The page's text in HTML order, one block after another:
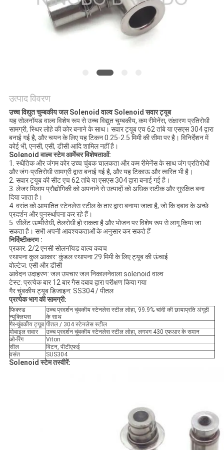
उत्पाद विवरण
उच्च विद्युत चुम्बकीय जल Solenoid वाल्व Solenoid सवार ट्यूब
यह सोलनॉयड वाल्व विशेष रूप से उच्च विद्युत चुम्बकीय, कम रीमेनेंस, संक्षारण प्रतिरोधी
सामग्री, स्थिर लोहे की कोर बनाने के साथ। सवार ट्यूब एच 62 तांबे या एसएस 304 द्वारा
बनाई गई है, और चयन के लिए यह टिकन 0.25-2.5 मिमी की सीमा पर है। विनिर्देशन में
कोई भी, एनसी, एसी, डीसी आदि शामिल नहीं है।
Solenoid वाल्व स्टेम आर्मेचर विशेषताओं:
1. स्थैतिक और जंगम कोर उच्च चुंबक चालकता और कम रीमेनेंस के साथ जंग प्रतिरोधी
और जंग-प्रतिरोधी सामग्री द्वारा बनाई गई है, और यह टिकाऊ और त्वरित भी है।
2. सवार ट्यूब की सीट एच 62 तांबे या एसएस 304 द्वारा बनाई गई है।
3. लेजर मिलाप प्रौद्योगिकी को अपनाने से उत्पादों को अधिक सटीक और सुरक्षित बना
दिया जाता है।
4. वसंत को आयातित स्टेनलेस स्टील के तार द्वारा बनाया जाता है, जो कि दबाव के अच्छे
प्रदर्शन और पुनर्स्थापना कर रहे हैं।
5. सीलेंट ऊष्मीरोधी, तेलरोधी हो सकता है और भोजन पर विशेष रूप से लागू किया जा
सकता है। सभी अपनी आवश्यकताओं के अनुसार कर सकते हैं
निर्दिष्टीकरण :
प्रकार: 2/2 एनसी सोलनॉयड वाल्व कवच
स्थापना कुल आकार: कुंडल स्थापना 29 मिमी के लिए ट्यूब की ऊंचाई
वोल्टेज: एसी और डीसी
आवेदन उदाहरण: जल उपचार जल निकालनेवाला solenoid वाल्व
टेस्ट: प्रत्येक बार 12 बार गैस दबाव द्वारा परीक्षण किया गया
गैर चुंबकीय ट्यूब डिजाइन: SS304 / पीतल
प्रत्येक भाग की सामग्री:
फिक्स्ड
न्यूक्लियस
उच्च प्रदर्शन चुंबकीय स्टेनलेस स्टील लोहा, 99.9% चांदी की छायाप्रति अंगूठी
के साथ
गैर-चुंबकीय ट्यूब पीतल / 304 स्टेनलेस स्टील
मोबाइल सवार
उच्च प्रदर्शन चुंबकीय स्टेनलेस स्टील लोहा, लगभग 430 एफआर के समान
ओ-रिंग
Viton
सील
विटन, पीटीएफई
वसंत
SUS304
Solenoid स्टेम तस्वीरें: